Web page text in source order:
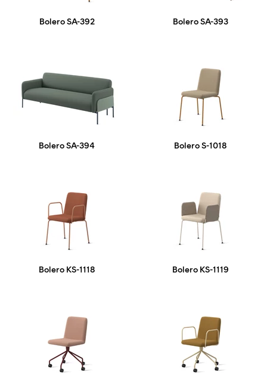
Bolero SA-392 Bolero SA-393
Bolero SA-394 Bolero S-1018
Bolero KS-1118 Bolero KS-1119